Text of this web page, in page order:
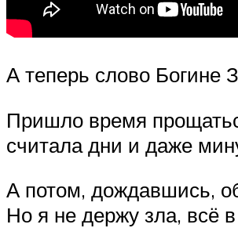
А теперь слово Богине
Пришло время
считала дни и даже
А потом, дождавшись,
Но я не держу зла, всё